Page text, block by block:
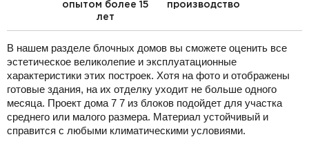
опытом более 15
лет
производство
В нашем разделе блочных домов вы сможете оценить все
эстетическое великолепие и эксплуатационные
характеристики этих построек. Хотя на фото и отображены
готовые здания, на их отделку уходит не больше одного
месяца. Проект дома 7 7 из блоков подойдет для участка
среднего или малого размера. Материал устойчивый и
справится с любыми климатическими условиями.